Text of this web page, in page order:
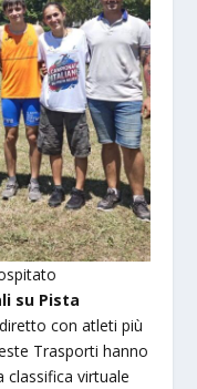
su Pista
con atleti più
Trasporti hanno
virtuale